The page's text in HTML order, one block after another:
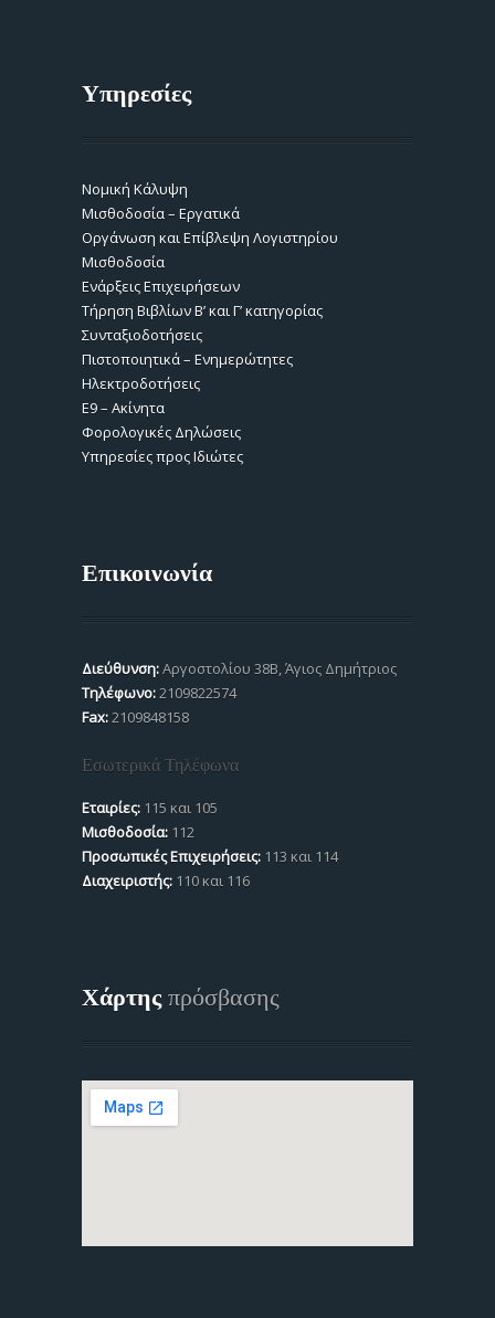
Υπηρεσίες
Νομική Κάλυψη
Μισθοδοσία – Εργατικά
Οργάνωση και Επίβλεψη Λογιστηρίου
Μισθοδοσία
Ενάρξεις Επιχειρήσεων
Τήρηση Βιβλίων Β’ και Γ’ κατηγορίας
Συνταξιοδοτήσεις
Πιστοποιητικά – Ενημερώτητες
Ηλεκτροδοτήσεις
Ε9 – Ακίνητα
Φορολογικές Δηλώσεις
Υπηρεσίες προς Ιδιώτες
Επικοινωνία
Διεύθυνση:Αργοστολίου 38Β, Άγιος Δημήτριος
Τηλέφωνο:2109822574
Fax:2109848158
Εσωτερικά Τηλέφωνα
Εταιρίες: 115 και 105
Μισθοδοσία: 112
Προσωπικές Επιχειρήσεις: 113 και 114
Διαχειριστής: 110 και 116
Χάρτηςπρόσβασης